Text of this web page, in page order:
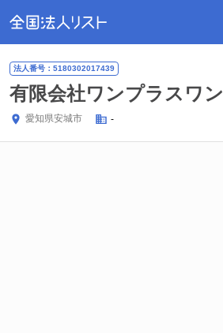
法人番号：5180302017439
有限会社ワンプラスワン
愛知県安城市 -